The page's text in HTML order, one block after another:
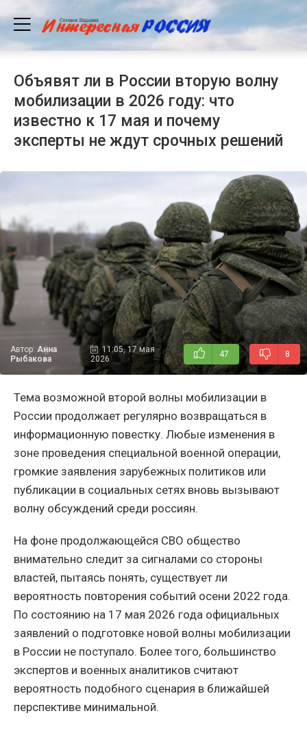
Объявят ли в России вторую волну
мобилизации в 2026 году: что
известно к 17 мая и почему
эксперты не ждут срочных решений
Автор: Анна
Рыбакова
11:05, 17 мая
2026
47 8
Тема возможной второй волны мобилизации в
России продолжает регулярно возвращаться в
информационную повестку. Любые изменения в
зоне проведения специальной военной операции,
громкие заявления зарубежных политиков или
публикации в социальных сетях вновь вызывают
волну обсуждений среди россиян.
На фоне продолжающейся СВО общество
внимательно следит за сигналами со стороны
властей, пытаясь понять, существует ли
вероятность повторения событий осени 2022 года.
По состоянию на 17 мая 2026 года официальных
заявлений о подготовке новой волны мобилизации
в России не поступало. Более того, большинство
экспертов и военных аналитиков считают
вероятность подобного сценария в ближайшей
перспективе минимальной.